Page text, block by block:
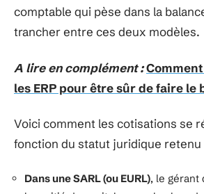
comptable qui pèse dans la
trancher entre ces deux modèles.
A lire en complément :
les ERP pour être sûr de faire le
Voici comment les cotisations se
fonction du statut juridique retenu
Dans une SARL (ou EURL), le gérant